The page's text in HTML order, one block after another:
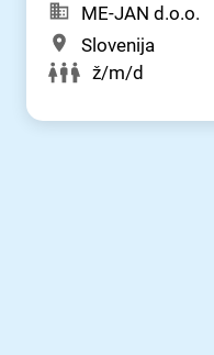
ME-JAN d.o.o.
Slovenija
ž/m/d